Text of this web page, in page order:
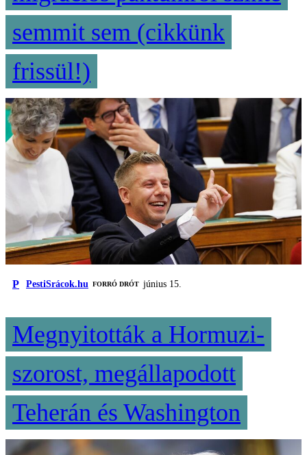
semmit sem (cikkünk
frissül!)
P PestiSrácok.hu FORRÓ DRÓT június 15.
Megnyitották a Hormuzi-
szorost, megállapodott
Teherán és Washington